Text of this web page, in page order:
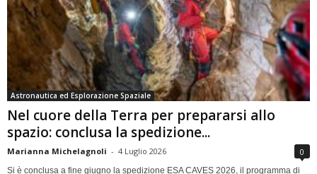
Astronautica ed Esplorazione Spaziale
Nel cuore della Terra per prepararsi allo
spazio: conclusa la spedizione...
Marianna Michelagnoli - 4 Luglio 2026 0
Si è conclusa a fine giugno la spedizione ESA CAVES 2026, il programma di